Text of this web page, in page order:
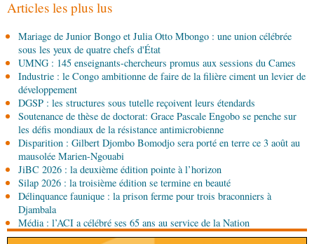
SociétéAssainissement et développement local :
les Nations unies réitèrent leur soutien au Congo
07-08-2026 11:03
SportFootball, le week-end des Diables rouges et
des Congolais de la diaspora en Coupes d'Europe
(matches aller du 3e tour)
07-08-2026 10:15
Afrique-MondeAfrique de l'Ouest : les mafias du
numérique inventent une nouvelle traite humaine
Sport Nzango: Sylvie Malonga élue présidente du
bureau exécutif d’Afis sport Pointe-Noire
Articles les plus lus
Mariage de Junior Bongo et Julia Otto Mbongo : une union célébrée
sous les yeux de quatre chefs d'État
UMNG : 145 enseignants-chercheurs promus aux sessions du Cames
Industrie : le Congo ambitionne de faire de la filière ciment un levier de
développement
DGSP : les structures sous tutelle reçoivent leurs étendards
Soutenance de thèse de doctorat: Grace Pascale Engobo se penche sur
les défis mondiaux de la résistance antimicrobienne
Disparition : Gilbert Djombo Bomodjo sera porté en terre ce 3 août au
mausolée Marien-Ngouabi
JiBC 2026 : la deuxième édition pointe à l’horizon
Silap 2026 : la troisième édition se termine en beauté
Délinquance faunique : la prison ferme pour trois braconniers à
Djambala
Média : l’ACI a célébré ses 65 ans au service de la Nation